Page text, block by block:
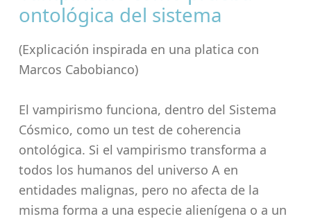
ontológica del sistema
(Explicación inspirada en una platica con
Marcos Cabobianco)
El vampirismo funciona, dentro del Sistema
Cósmico, como un test de coherencia
ontológica. Si el vampirismo transforma a
todos los humanos del universo A en
entidades malignas, pero no afecta de la
misma forma a una especie alienígena o a un